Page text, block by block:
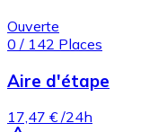
Ouverte
0 / 142 Places
Aire d'étape
17,47 € /24h